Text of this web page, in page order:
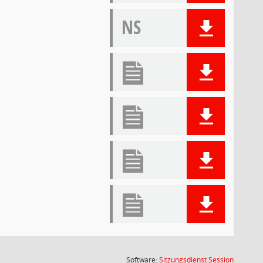
NS
Software:SitzungsdienstSession(Wird in